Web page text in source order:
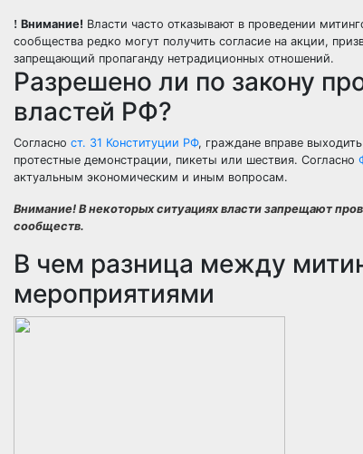
Внимание! Власти часто отказывают в проведении
сообщества редко могут получить согласие на акции,
запрещающий пропаганду нетрадиционных отношений.
Разрешено ли по закону
властей РФ?
Согласно ст. 31 Конституции РФ, граждане вправе
протестные демонстрации, пикеты или шествия. Согласно
актуальным экономическим и иным вопросам.
Внимание! В некоторых ситуациях власти запрещают
сообществ.
В чем разница между
мероприятиями